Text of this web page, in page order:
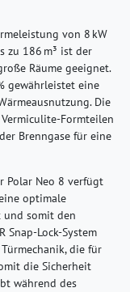
von 8 kW
zu 186 m³ ist der
Räume geeignet.
gewährleistet eine
Die
Formteilen
Brenngase für eine
Polar Neo 8 verfügt
optimale
und somit den
Snap-Lock-System
die für
die Sicherheit
während des